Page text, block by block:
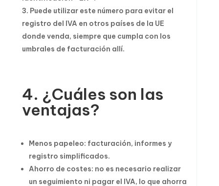
Puede utilizar este número para evitar el
registro del IVA en otros países de la UE
donde venda, siempre que cumpla con los
umbrales de facturación allí.
4. ¿Cuáles son las
ventajas?
Menos papeleo: facturación, informes y
registro simplificados.
Ahorro de costes: no es necesario realizar
un seguimiento ni pagar el IVA, lo que ahorra